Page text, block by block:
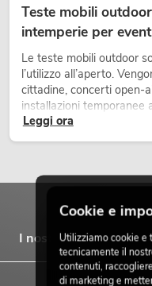
Teste mobili
intemperie per
Le teste mobili outdoor
l’utilizzo all’aperto.
cittadine, concerti open-
installazioni temporanee
Leggi ora
I nostri marchi
Cookie e
Utilizziamo cookie e
tecnicamente il
contenuti,
di marketing e